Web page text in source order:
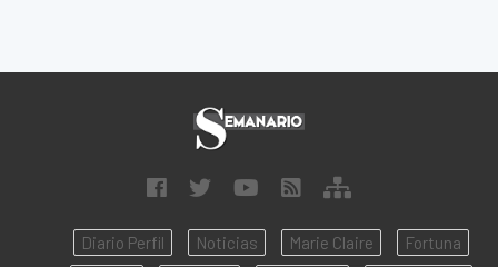
Diario Perfil Noticias Marie Claire
Fortuna